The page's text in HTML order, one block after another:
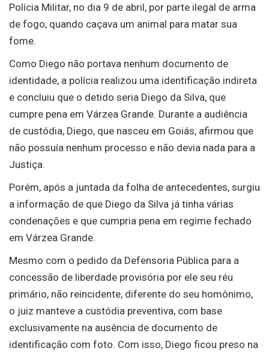
Polícia Militar, no dia 9 de abril, por parte ilegal de arma
de fogo, quando caçava um animal para matar sua
fome.
Como Diego não portava nenhum documento de
identidade, a polícia realizou uma identificação indireta
e concluiu que o detido seria Diego da Silva, que
cumpre pena em Várzea Grande. Durante a audiência
de custódia, Diego, que nasceu em Goiás, afirmou que
não possuía nenhum processo e não devia nada para a
Justiça.
Porém, após a juntada da folha de antecedentes, surgiu
a informação de que Diego da Silva já tinha várias
condenações e que cumpria pena em regime fechado
em Várzea Grande.
Mesmo com o pedido da Defensoria Pública para a
concessão de liberdade provisória por ele seu réu
primário, não reincidente, diferente do seu homônimo,
o juiz manteve a custódia preventiva, com base
exclusivamente na ausência de documento de
identificação com foto. Com isso, Diego ficou preso na